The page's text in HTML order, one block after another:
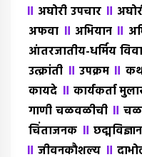
॥ अघोरी उपचार ॥
अफवा ॥ अभियान ॥
आंतरजातीय-धर्मिय
उत्क्रांती ॥ उपक्रम ॥
कायदे ॥ कार्यकर्ता
गाणी चळवळीची ॥
चिंताजनक ॥ छद्मविज्ञान
॥जीवनकौशल्य ॥